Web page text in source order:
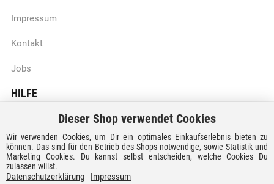
Impressum
Kontakt
Jobs
HILFE
Batteriegesetzhinweise
Vertrag widerrufen
Versandkosten und Lieferzeiten
Dieser Shop verwendet Cookies
Wir verwenden Cookies, um Dir ein optimales Einkaufserlebnis bieten zu
können. Das sind für den Betrieb des Shops notwendige, sowie Statistik und
Marketing Cookies. Du kannst selbst entscheiden, welche Cookies Du
zulassen willst.
Datenschutzerklärung Impressum